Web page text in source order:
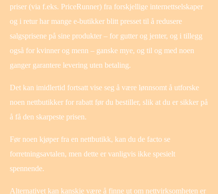
priser (via f.eks. PriceRunner) fra forskjellige internettselskaper
og i retur har mange e-butikker blitt presset til å redusere
salgsprisene på sine produkter – for gutter og jenter, og i tillegg
også for kvinner og menn – ganske mye, og til og med noen
ganger garantere levering uten betaling.
Det kan imidlertid fortsatt vise seg å være lønnsomt å utforske
noen nettbutikker for rabatt før du bestiller, slik at du er sikker på
å få den skarpeste prisen.
Før noen kjøper fra en nettbutikk, kan du de facto se
forretningsavtalen, men dette er vanligvis ikke spesielt
spennende.
Alternativet kan kanskje være å finne ut om nettvirksomheten er